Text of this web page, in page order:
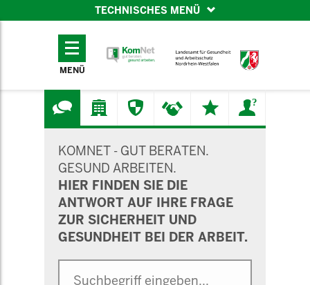
TECHNISCHES MENÜ
TECHNISCHES
MENÜ
KOMNET - GUT BERATEN.
GESUND ARBEITEN.
HIER FINDEN SIE DIE
ANTWORT AUF IHRE FRAGE
ZUR SICHERHEIT UND
GESUNDHEIT BEI DER ARBEIT.